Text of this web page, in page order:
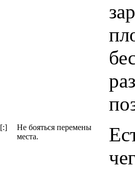
[:]
Не бояться перемены
места.